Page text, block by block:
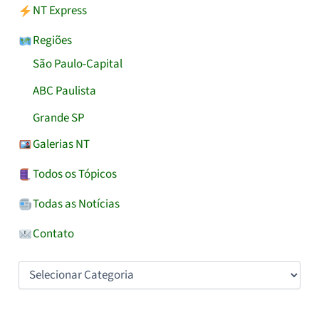
NT Express
Regiões
São Paulo-Capital
ABC Paulista
Grande SP
Galerias NT
Todos os Tópicos
Todas as Notícias
Contato